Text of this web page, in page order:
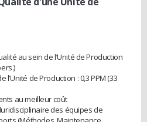
au sein de l’Unité de Production
l’Unité de Production : 0,3 PPM (33
au meilleur coût
des équipes de